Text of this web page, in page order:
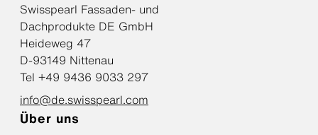
Swisspearl Fassaden- und
Dachprodukte DE GmbH
Heideweg 47
D-93149 Nittenau
Tel +49 9436 9033 297
info@de.swisspearl.com
Über uns